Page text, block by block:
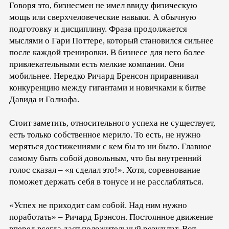
Говоря это, бизнесмен не имел ввиду физическую
мощь или сверхчеловеческие навыки. А обычную
подготовку и дисциплину. Фраза продолжается
мыслями о Гари Поттере, который становился сильнее
после каждой тренировки. В бизнесе для него более
привлекательными есть мелкие компании. Они
мобильнее. Нередко Ричард Бренсон приравнивал
конкуренцию между гигантами и новичками к битве
Давида и Голиафа.
Стоит заметить, относительного успеха не существует,
есть только собственное мерило. То есть, не нужно
меряться достижениями с кем бы то ни было. Главное
самому быть собой довольным, что бы внутренний
голос сказал – «я сделал это!». Хотя, соревнование
поможет держать себя в тонусе и не расслабляться.
«Успех не приходит сам собой. Над ним нужно
поработать» – Ричард Брэнсон. Постоянное движение